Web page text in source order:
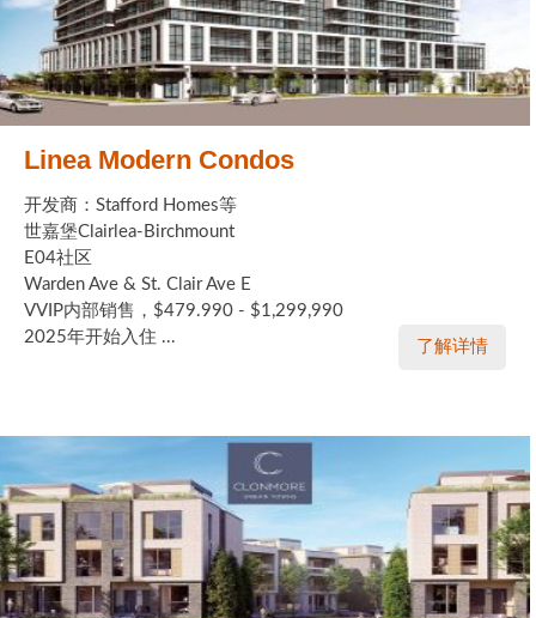
Linea Modern Condos
开发商：Stafford Homes等
世嘉堡Clairlea-Birchmount
E04社区
Warden Ave & St. Clair Ave E
VVIP内部销售，$479.990 - $1,299,990
2025年开始入住 ...
了解详情